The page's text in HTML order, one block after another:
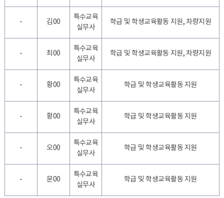
- 김00
특수교육
실무사
학급 및 학생교육활동 지원, 차량지원
- 최00
특수교육
실무사
학급 및 학생교육활동 지원, 차량지원
- 황00
특수교육
실무사
학급 및 학생교육활동 지원
- 황00
특수교육
실무사
학급 및 학생교육활동 지원
- 오00
특수교육
실무사
학급 및 학생교육활동 지원
- 문00
특수교육
실무사
학급 및 학생교육활동 지원